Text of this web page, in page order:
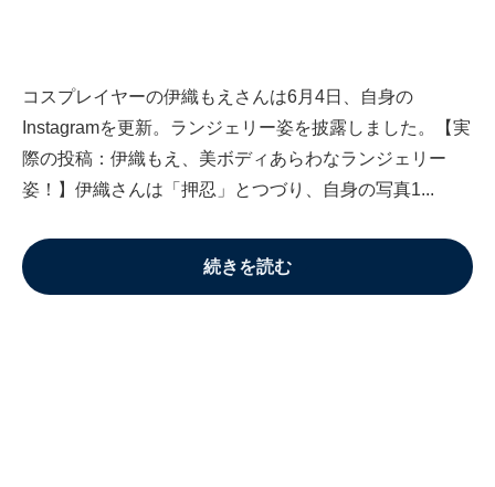
コスプレイヤーの伊織もえさんは6月4日、自身の
Instagramを更新。ランジェリー姿を披露しました。【実
際の投稿：伊織もえ、美ボディあらわなランジェリー
姿！】伊織さんは「押忍」とつづり、自身の写真1...
続きを読む